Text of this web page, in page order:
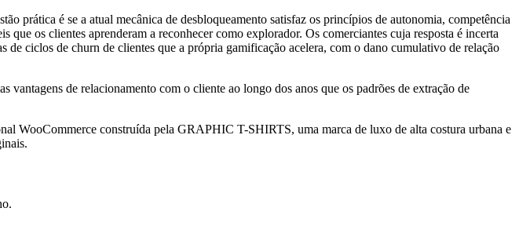
prática é se a atual mecânica de desbloqueamento satisfaz os princípios de autonomia, competência
os clientes aprenderam a reconhecer como explorador. Os comerciantes cuja resposta é incerta
ciclos de churn de clientes que a própria gamificação acelera, com o dano cumulativo de relação
de relacionamento com o cliente ao longo dos anos que os padrões de extração de
WooCommerce construída pela GRAPHIC T-SHIRTS, uma marca de luxo de alta costura urbana e